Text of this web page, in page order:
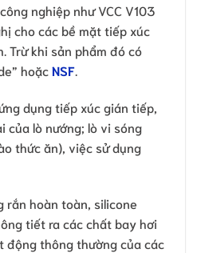
nghiệp như VCC V103
cho các bề mặt tiếp xúc
Trừ khi sản phẩm đó có
hoặcNSF
dụng tiếp xúc gián tiếp,
của lò nướng; lò vi sóng
thức ăn), việc sử dụng
rắn hoàn toàn, silicone
tiết ra các chất bay hơi
động thông thường của các